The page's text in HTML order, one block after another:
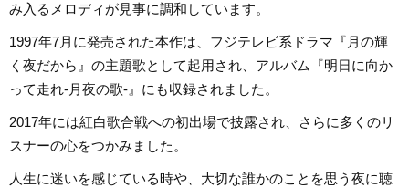
み入るメロディが見事に調和しています。
1997年7月に発売された本作は、フジテレビ系ドラマ『月の輝
く夜だから』の主題歌として起用され、アルバム『明日に向か
って走れ-月夜の歌-』にも収録されました。
2017年には紅白歌合戦への初出場で披露され、さらに多くのリ
スナーの心をつかみました。
人生に迷いを感じている時や、大切な誰かのことを思う夜に聴